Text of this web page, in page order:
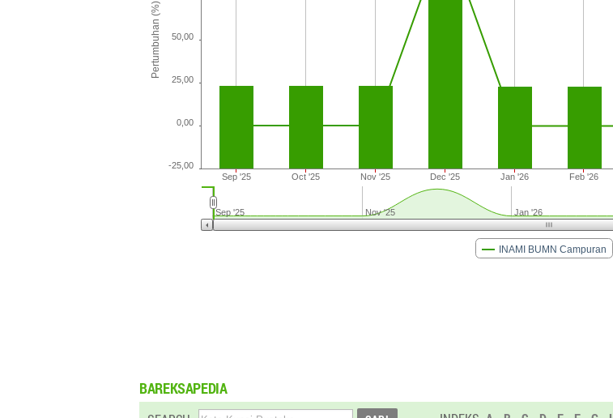
Pertumbuhan (%)
INAMI BUMN Campuran
Sep '25 Oct '25 Nov '25 Dec '25 Jan '26 Feb '26
0,00
-25,00
25,00
50,00
Sep '25 Nov '25 Jan '26
BAREKSAPEDIA